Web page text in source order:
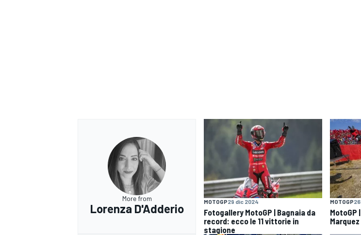
More from
Lorenza D'Adderio
MOTOGP29 dic 2024
Fotogallery MotoGP | Bagnaia da
record: ecco le 11 vittorie in
stagione
MOTOGP
MotoGP